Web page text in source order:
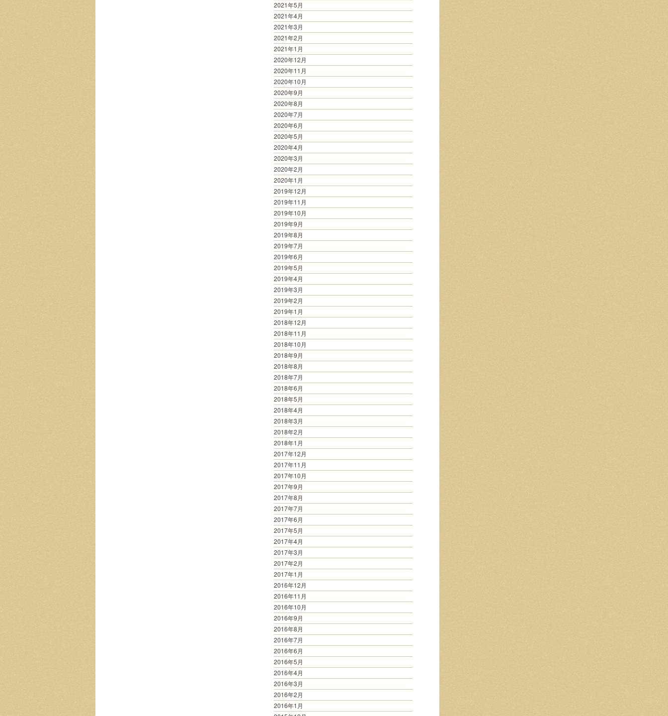
2021年5月
2021年4月
2021年3月
2021年2月
2021年1月
2020年12月
2020年11月
2020年10月
2020年9月
2020年8月
2020年7月
2020年6月
2020年5月
2020年4月
2020年3月
2020年2月
2020年1月
2019年12月
2019年11月
2019年10月
2019年9月
2019年8月
2019年7月
2019年6月
2019年5月
2019年4月
2019年3月
2019年2月
2019年1月
2018年12月
2018年11月
2018年10月
2018年9月
2018年8月
2018年7月
2018年6月
2018年5月
2018年4月
2018年3月
2018年2月
2018年1月
2017年12月
2017年11月
2017年10月
2017年9月
2017年8月
2017年7月
2017年6月
2017年5月
2017年4月
2017年3月
2017年2月
2017年1月
2016年12月
2016年11月
2016年10月
2016年9月
2016年8月
2016年7月
2016年6月
2016年5月
2016年4月
2016年3月
2016年2月
2016年1月